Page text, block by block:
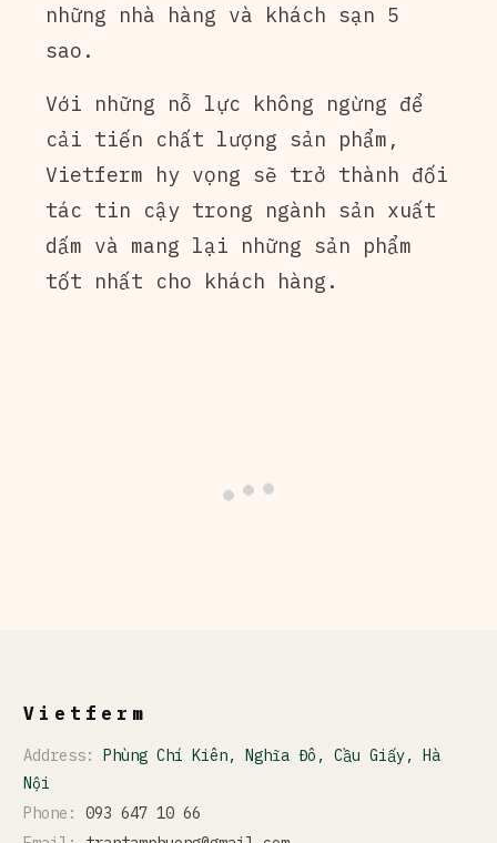
những nhà hàng và khách sạn 5
sao.
Với những nỗ lực không ngừng để
cải tiến chất lượng sản phẩm,
Vietferm hy vọng sẽ trở thành đối
tác tin cậy trong ngành sản xuất
dấm và mang lại những sản phẩm
tốt nhất cho khách hàng.
Vietferm
Address: Phùng Chí Kiên, Nghĩa Đô, Cầu Giấy, Hà
Nội
Phone: 093 647 10 66